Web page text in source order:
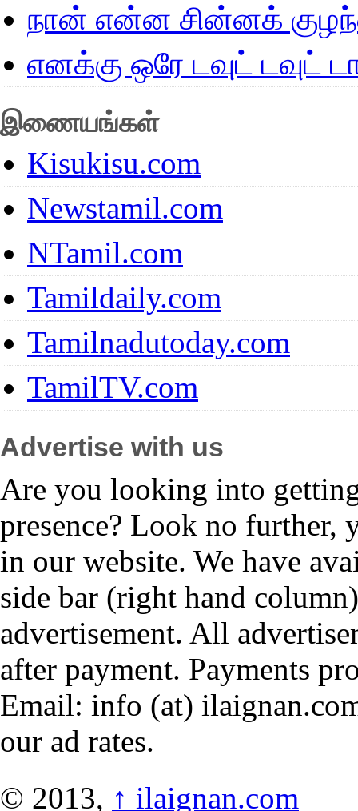
நான் என்ன சின்னக்
எனக்கு ஒரே டவுட் டவுட்
இணையங்கள்
Kisukisu.com
Newstamil.com
NTamil.com
Tamildaily.com
Tamilnadutoday.com
TamilTV.com
Advertise with us
Are you looking into
presence? Look no further,
in our website. We have
side bar (right hand
advertisement. All
after payment. Payments
Email: info (at)
our ad rates.
© 2013, ↑ ilaignan.com